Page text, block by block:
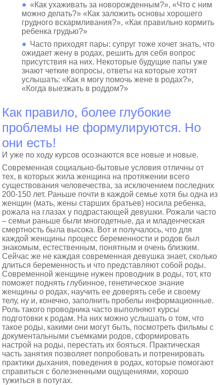
«Как ухаживать за новорожденным?», «Что с ним
можно делать?» «Как заложить основы хорошего
грудного вскармливания?», «Как правильно кормить
ребенка грудью?»
Часто приходят пары: супруг тоже хочет знать, что
ожидает жену в родах, решить для себя вопрос
присутствия на них. Некоторые будущие папы уже
знают четкие вопросы, ответы на которые хотят
услышать: «Как я могу помочь жене в родах?»,
«Когда выезжать в роддом?»
Как правило, более глубокие
проблемы не формулируются. Но
они есть!
И уже по ходу курсов осознаются все новые и новые.
Современная социально-бытовые условия отличны от
тех, в которых жила женщина на протяжении всего
существования человечества, за исключением последних
200-150 лет. Раньше почти в каждой семье хотя бы одна из
женщин (мать, жены старших братьев) носила ребенка,
рожала на глазах у подрастающей девушки. Рожали часто
– семьи раньше были многодетные, да и младенческая
смертность была высока. Вот и получалось, что для
каждой женщины процесс беременности и родов был
знакомым, естественным, понятным и очень близким.
Сейчас же не каждая современная девушка знает, сколько
длиться беременность и что представляют собой роды.
Современной женщине нужен проводник в роды, тот, кто
поможет поднять глубинное, генетическое знание
женщины о родах, научить ее доверять себе и своему
телу, ну и, конечно, заполнить пробелы информационные.
Роль такого проводника часто выполняют курсы
подготовки к родам. На них можно услышать о том, что
такое роды, какими они могут быть, посмотреть фильмы с
документальными съемками родов, сформировать
настрой на роды, перестать их бояться. Практическая
часть занятия позволяет попробовать и потренировать
практики дыхания, поведения в родах, которые помогают
справиться с болезненными ощущениями, хорошо
тужиться в потугах.